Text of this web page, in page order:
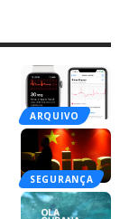
ARQUIVO
SEGURANÇA